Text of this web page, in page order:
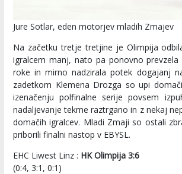
Jure Sotlar, eden motorjev mladih Zmajev
Na začetku tretje tretjine je Olimpija
igralcem manj, nato pa ponovno
roke in mirno nadzirala potek dogajanj
zadetkom Klemena Drozga so upi
izenačenju polfinalne serije povsem
nadaljevanje tekme raztrgano in z nekaj
domačih igralcev. Mladi Zmaji so ostali
priborili finalni nastop v EBYSL.
EHC Liwest Linz : HK Olimpija 3:6
(0:4, 3:1, 0:1)